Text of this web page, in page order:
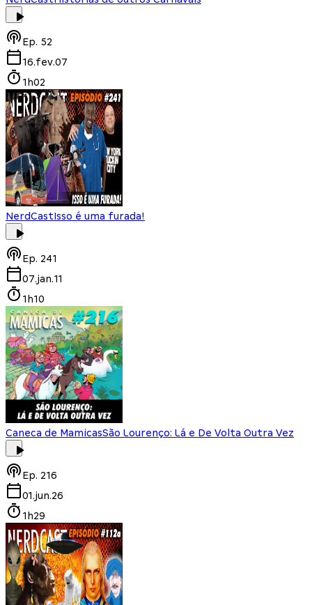
Ep. 52
16.fev.07
1h02
NerdCastIsso é uma furada!
Ep. 241
07.jan.11
1h10
Caneca de MamicasSão Lourenço: Lá e De Volta Outra Vez
Ep. 216
01.jun.26
1h29